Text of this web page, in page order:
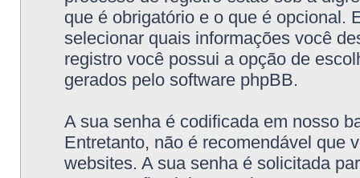
que é obrigatório e o que é opcional.
selecionar quais informações você
registro você possui a opção de
gerados pelo software phpBB.
A sua senha é codificada em nosso
Entretanto, não é recomendável que
websites. A sua senha é solicitada